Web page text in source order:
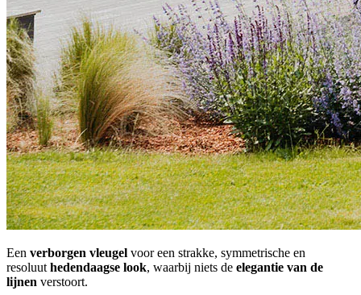
Een verborgen vleugel voor een strakke, symmetrische en
resoluut hedendaagse look, waarbij niets de elegantie van de
lijnen verstoort.